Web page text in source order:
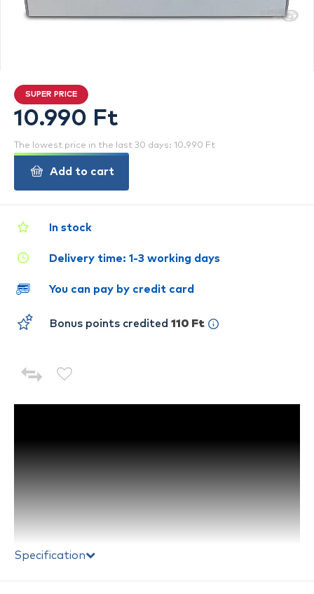
Specification
In stock
Delivery time: 1-3 working days
You can pay by credit card
Bonus points credited 110 Ft
SUPER PRICE
10.990 Ft
The lowest price in the last 30 days: 10.990 Ft
Add to cart